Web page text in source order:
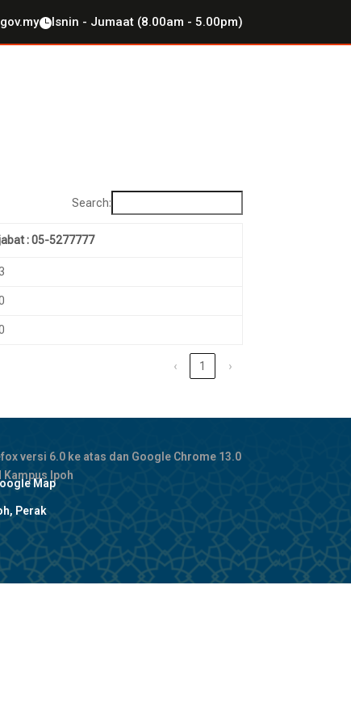
Isnin - Jumaat (8.00am - 5.00pm)
Search:
: 05-5277777
‹ 1 ›
Perak
Map
versi 6.0 ke atas dan Google Chrome 13.0
Kampus Ipoh